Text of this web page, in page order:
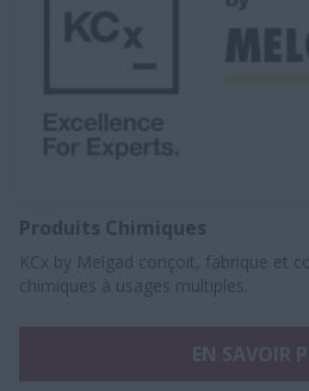
Produits Chimiques
KCx by Melgad conçoit, fabrique et
chimiques à usages multiples.